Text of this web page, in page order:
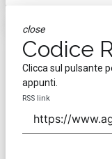
close
Codice
Clicca sul pulsante
appunti.
RSS link